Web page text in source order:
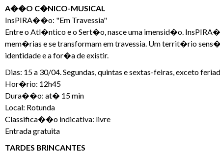
A��O C�NICO-MUSICAL
InsPIRA��o: "Em Travessia"
Entre o Atl�ntico e o Sert�o, nasce uma imensid�o.
mem�rias e se transformam em travessia. Um territ�rio
identidade e a for�a de existir.
Dias: 15 a 30/04. Segundas, quintas e sextas-feiras, exceto
Hor�rio: 12h45
Dura��o: at� 15 min
Local: Rotunda
Classifica��o indicativa: livre
Entrada gratuita
TARDES BRINCANTES